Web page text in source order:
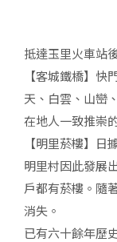
抵達玉里火車站
【客城鐵橋】
天、白雲、山巒
在地人一致推崇
【明里菸樓】日
明里村因此發展
戶都有菸樓。隨
消失。
已有六十餘年歷